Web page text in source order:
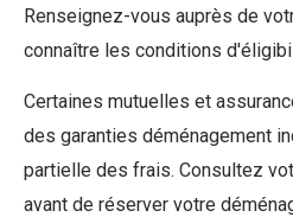
Renseignez-vous auprès de
connaître les conditions
Certaines mutuelles et
des garanties déménagement
partielle des frais. Consultez
avant de réserver votre